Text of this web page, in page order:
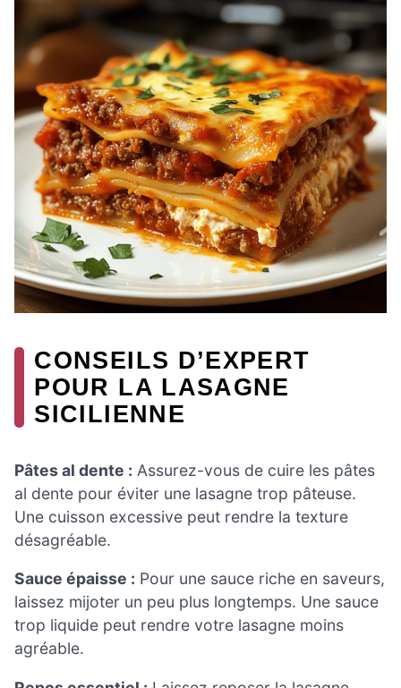
CONSEILS D’EXPERT
POUR LA LASAGNE
SICILIENNE
Pâtes al dente : Assurez-vous de cuire les pâtes
al dente pour éviter une lasagne trop pâteuse.
Une cuisson excessive peut rendre la texture
désagréable.
Sauce épaisse : Pour une sauce riche en saveurs,
laissez mijoter un peu plus longtemps. Une sauce
trop liquide peut rendre votre lasagne moins
agréable.